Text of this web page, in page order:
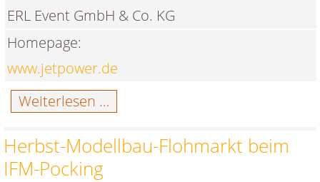
ERL Event GmbH & Co. KG
Homepage:
www.jetpower.de
Weiterlesen …
2026
in
Breitscheid
Herbst-Modellbau-Flohmarkt beim
IFM-Pocking